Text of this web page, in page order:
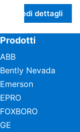
dettagli
Prodotti
ABB
Bently Nevada
Emerson
EPRO
FOXBORO
GE